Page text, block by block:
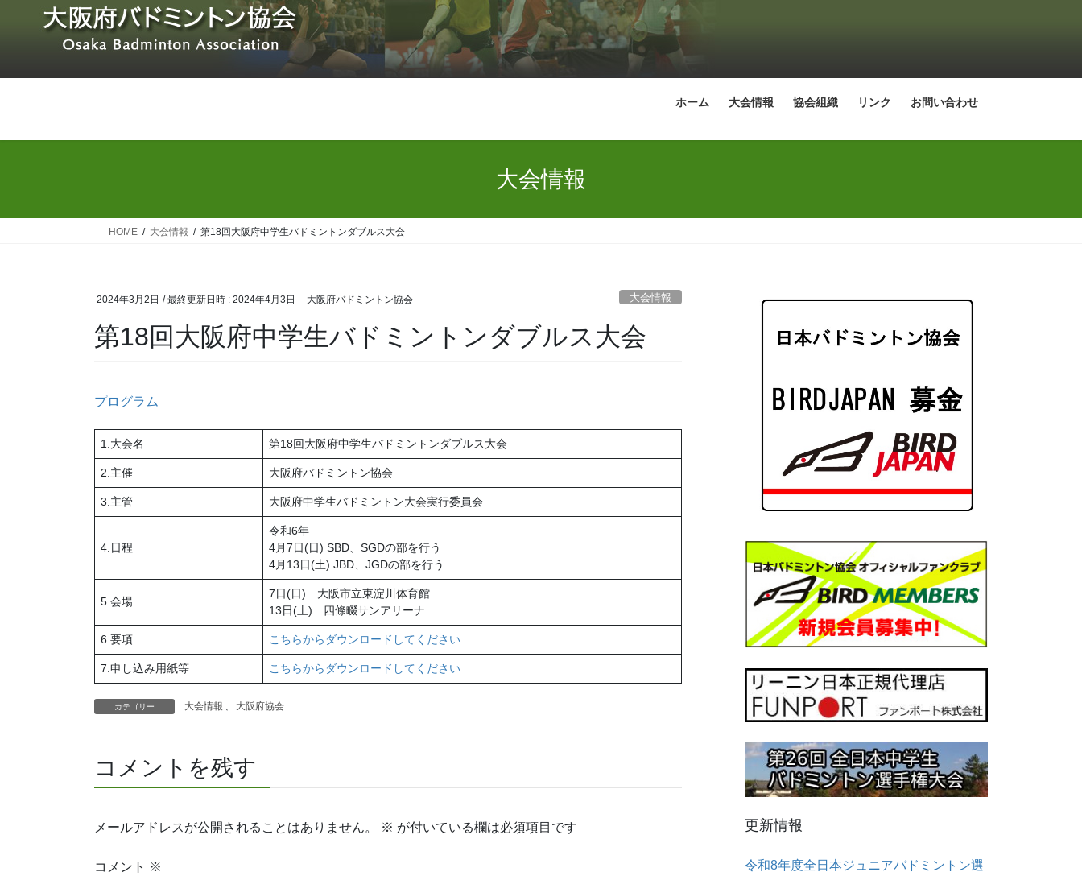
キ
に
ホーム 大会情報 協会組織 リンク お問い合わせ
大会情報
HOME 大会情報 第18回大阪府中学生バドミントンダブルス大会
2024年3月2日 / 最終更新日時 : 2024年4月3日 大阪府バドミントン協会 大会情報
第18回大阪府中学生バドミントンダブルス大会
プログラム
1.大会名 第18回大阪府中学生バドミントンダブルス大会
2.主催 大阪府バドミントン協会
3.主管 大阪府中学生バドミントン大会実行委員会
4.日程
令和6年
4月7日(日) SBD、SGDの部を行う
4月13日(土) JBD、JGDの部を行う
5.会場
7日(日) 大阪市立東淀川体育館
13日(土) 四條畷サンアリーナ
6.要項 こちらからダウンロードしてください
7.申し込み用紙等 こちらからダウンロードしてください
カテゴリー 大会情報 、 大阪府協会
コメントを残す
メールアドレスが公開されることはありません。 ※ が付いている欄は必須項目です
コメント ※
更新情報
令和8年度全日本ジュニアバドミントン選